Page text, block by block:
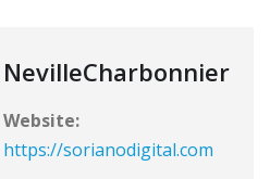
NevilleCharbonnier
Website:
https://sorianodigital.com